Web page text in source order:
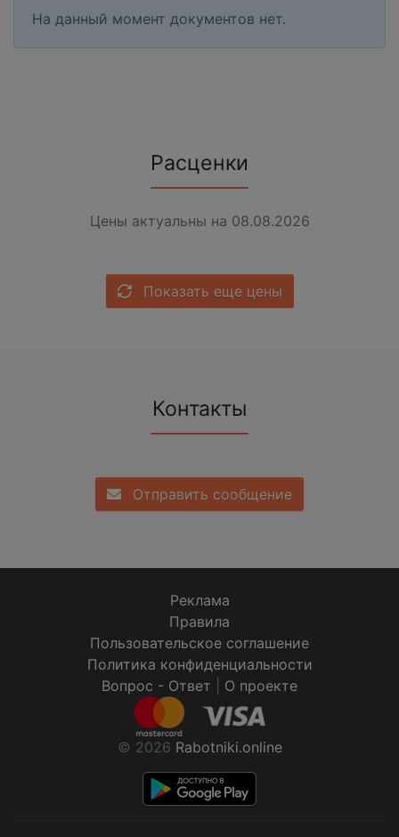
На данный момент документов нет.
Расценки
Цены актуальны на 08.08.2026
Показать еще цены
Контакты
Отправить сообщение
Реклама
Правила
Пользовательское соглашение
Политика конфиденциальности
Вопрос - Ответ
О проекте
© 2026 Rabotniki.online